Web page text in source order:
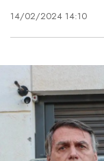
14/02/2024 14:10